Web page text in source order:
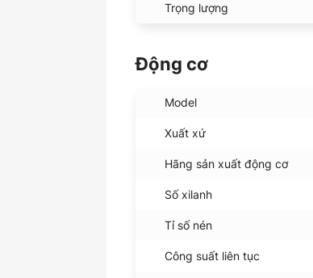
Trọng lượng
Động cơ
Model
Xuất xứ
Hãng sản xuất động cơ
Số xilanh
Tỉ số nén
Công suất liên tục